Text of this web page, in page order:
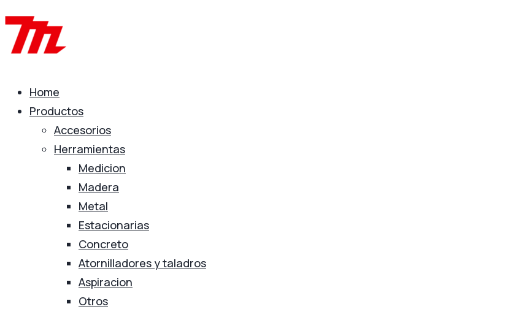
Home
Productos
Accesorios
Herramientas
Medicion
Madera
Metal
Estacionarias
Concreto
Atornilladores y taladros
Aspiracion
Otros